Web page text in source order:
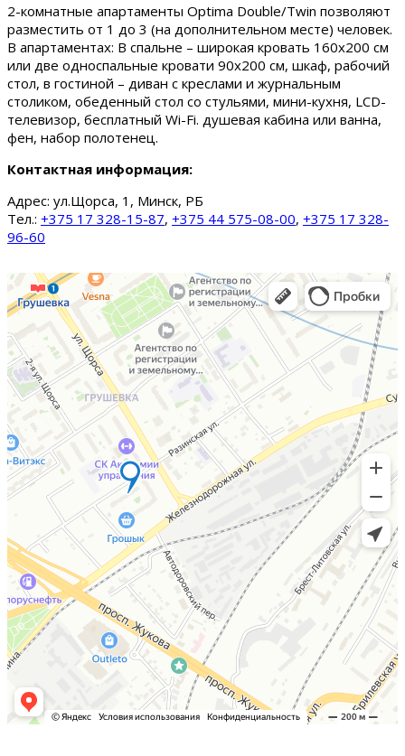
2-комнатные апартаменты Optima Double/Twin позволяют
разместить от 1 до 3 (на дополнительном месте) человек.
В апартаментах: В спальне – широкая кровать 160х200 см
или две односпальные кровати 90х200 см, шкаф, рабочий
стол, в гостиной – диван с креслами и журнальным
столиком, обеденный стол со стульями, мини-кухня, LCD-
телевизор, бесплатный Wi-Fi. душевая кабина или ванна,
фен, набор полотенец.
Контактная информация:
Адрес: ул.Щорса, 1, Минск, РБ
Тел.: +375 17 328-15-87, +375 44 575-08-00, +375 17 328-
96-60